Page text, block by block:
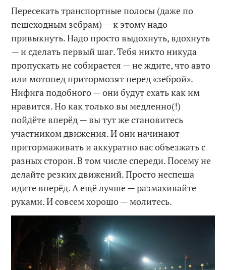
Пересекать транспортные полосы (даже по
пешеходным зебрам) — к этому надо
привыкнуть. Надо просто выдохнуть, вдохнуть
— и сделать первый шаг. Тебя никто никуда
пропускать не собирается — не ждите, что авто
или мотопед притормозят перед «зеброй».
Нифига подобного — они будут ехать как им
нравится. Но как только вы медленно(!)
пойдёте вперёд — вы тут же становитесь
участником движения. И они начинают
притормаживать и аккуратно вас объезжать с
разных сторон. В том числе спереди. Посему не
делайте резких движений. Просто неспеша
идите вперёд. А ещё лучше — размахивайте
руками. И совсем хорошо — молитесь.